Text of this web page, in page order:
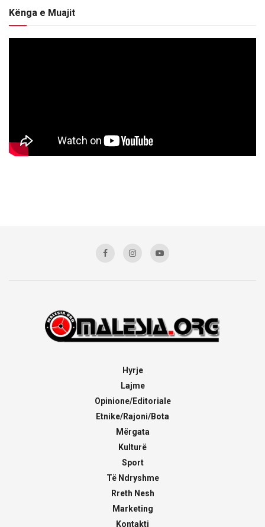
Kënga e Muajit
Hyrje
Lajme
Opinione/Editoriale
Etnike/Rajoni/Bota
Mërgata
Kulturë
Sport
Të Ndryshme
Rreth Nesh
Marketing
Kontakti